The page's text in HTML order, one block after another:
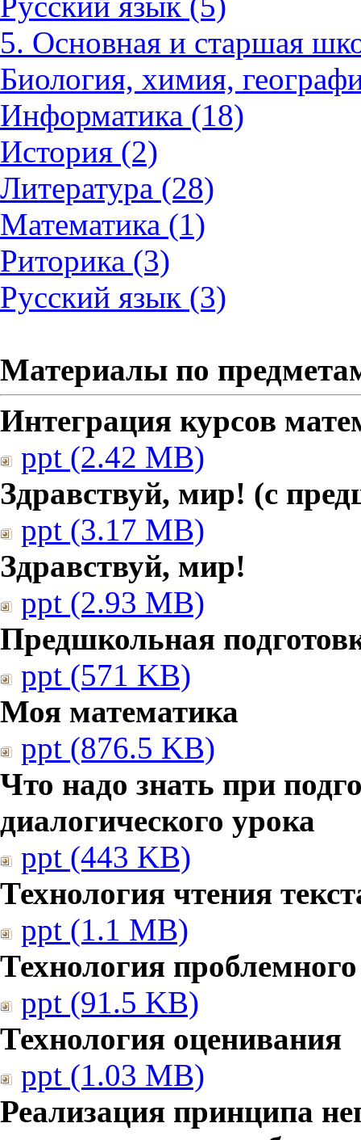
5. Основная и старшая
Биология, химия,
Информатика (18)
История (2)
Литература (28)
Математика (1)
Риторика (3)
Русский язык (3)
Материалы по
Интеграция курсов
ppt (2.42 MB)
Здравствуй, мир! (с
ppt (3.17 MB)
Здравствуй, мир!
ppt (2.93 MB)
Предшкольная
ppt (571 KB)
Моя математика
ppt (876.5 KB)
Что надо знать при
диалогического урока
ppt (443 KB)
Технология чтения
ppt (1.1 MB)
Технология
ppt (91.5 KB)
Технология оценивания
ppt (1.03 MB)
Реализация принципа